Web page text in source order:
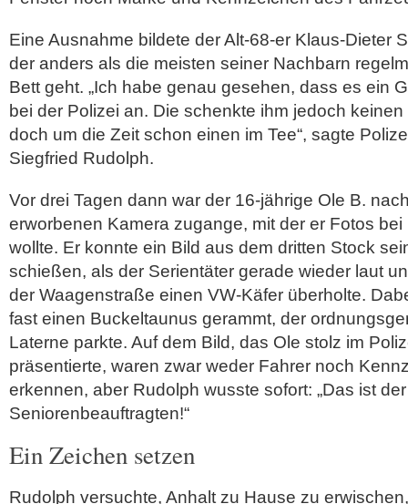
Eine Ausnahme bildete der Alt-68-er Klaus-Dieter
der anders als die meisten seiner Nachbarn
Bett geht. „Ich habe genau gesehen, dass es ein
bei der Polizei an. Die schenkte ihm jedoch keinen
doch um die Zeit schon einen im Tee“, sagte
Siegfried Rudolph.
Vor drei Tagen dann war der 16-jährige Ole B.
erworbenen Kamera zugange, mit der er Fotos
wollte. Er konnte ein Bild aus dem dritten Stock
schießen, als der Serientäter gerade wieder laut
der Waagenstraße einen VW-Käfer überholte.
fast einen Buckeltaunus gerammt, der
Laterne parkte. Auf dem Bild, das Ole stolz im
präsentierte, waren zwar weder Fahrer noch
erkennen, aber Rudolph wusste sofort: „Das ist
Seniorenbeauftragten!“
Ein Zeichen setzen
Rudolph versuchte, Anhalt zu Hause zu